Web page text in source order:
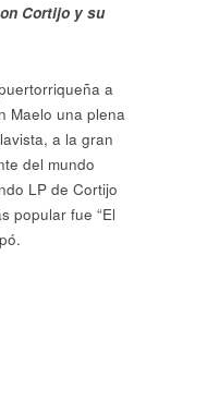
Cortijo y su
a
Maelo una plena
a la gran
del mundo
LP de Cortijo
popular fue “El